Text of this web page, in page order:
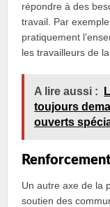
répondre à des
travail. Par
pratiquement
les travailleurs de
A lire aussi :
toujours
ouverts
Un autre axe de la
soutien des